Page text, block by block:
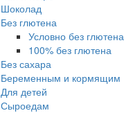
Шоколад
Без глютена
Условно без глютена
100% без глютена
Без сахара
Беременным и кормящим
Для детей
Сыроедам